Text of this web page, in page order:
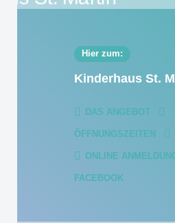
Hier zum:
Kinderhaus St.
DAS ANGEBOT
ÖFFNUNGSZEITEN
ONLINE
FACEBOOK